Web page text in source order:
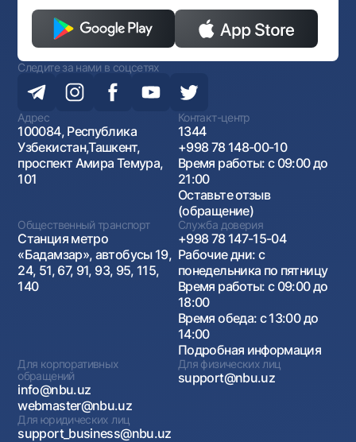
Следите за нами в соцсетях
Адрес
100084, Республика
Узбекистан,Ташкент,
проспект Амира Темура,
101
Контакт-центр
1344
+998 78 148-00-10
Время работы: с 09:00 до
21:00
Оставьте отзыв
(обращение)
Общественный транспорт
Станция метро
«Бадамзар», автобусы 19,
24, 51, 67, 91, 93, 95, 115,
140
Служба доверия
+998 78 147-15-04
Рабочие дни: с
понедельника по пятницу
Время работы: с 09:00 до
18:00
Время обеда: с 13:00 до
14:00
Подробная информация
Для корпоративных
обращений
info@nbu.uz
webmaster@nbu.uz
Для физических лиц
support@nbu.uz
Для юридических лиц
support_business@nbu.uz